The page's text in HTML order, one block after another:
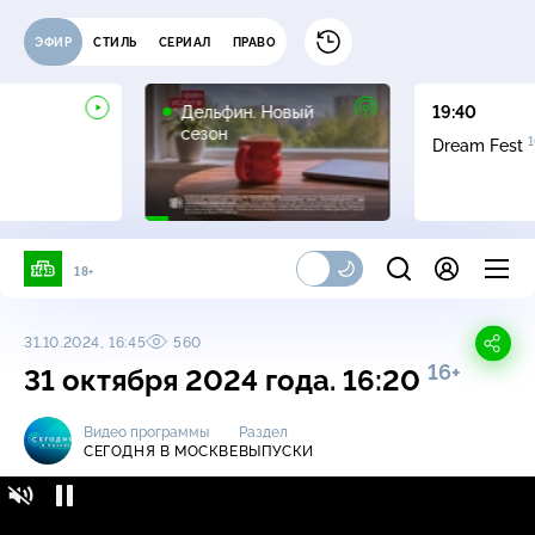
ЭФИР СТИЛЬ СЕРИАЛ ПРАВО
Дельфин. Новый
сезон
16+
19:40
Dream Fest
18+
31.10.2024, 16:45 560
31 октября 2024 года. 16:20 16+
Видео программы
СЕГОДНЯ В МОСКВЕ
Раздел
ВЫПУСКИ